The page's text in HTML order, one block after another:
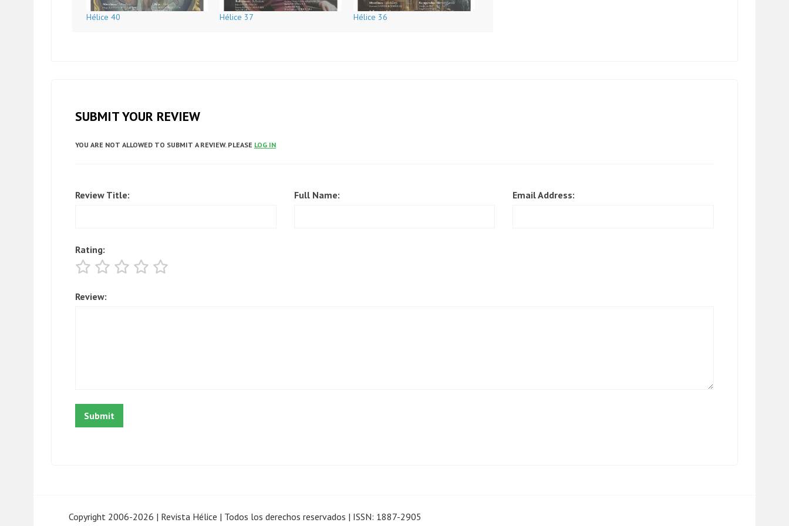
Hélice 40 Hélice 37 Hélice 36
SUBMIT YOUR REVIEW
YOU ARE NOT ALLOWED TO SUBMIT A REVIEW. PLEASE LOG IN
Review Title: Full Name: Email Address:
Rating:
Review:
Copyright 2006-2026 | Revista Hélice | Todos los derechos reservados | ISSN: 1887-2905